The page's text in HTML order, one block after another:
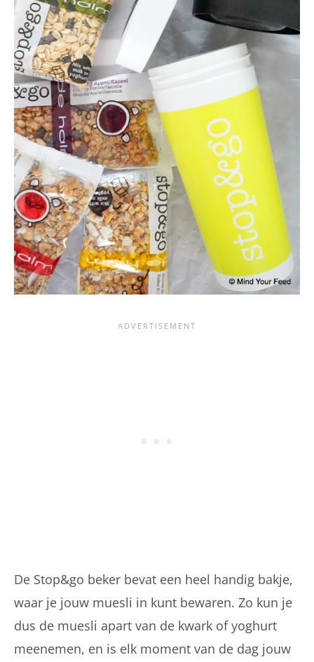
De Stop&go beker bevat een heel handig bakje,
waar je jouw muesli in kunt bewaren. Zo kun je
dus de muesli apart van de kwark of yoghurt
meenemen, en is elk moment van de dag jouw